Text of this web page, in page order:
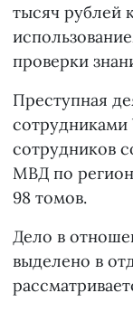
тысяч рублей
проверки
Преступная
сотрудников
МВД по
98 томов.
Дело в
выделено в